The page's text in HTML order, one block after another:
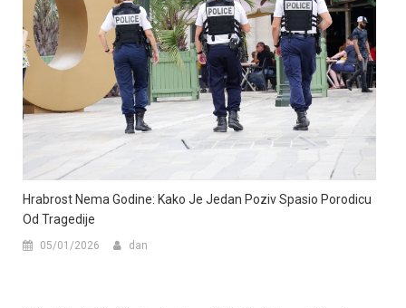
Hrabrost Nema Godine: Kako Je Jedan Poziv Spasio Porodicu
Od Tragedije
05/01/2026 dan